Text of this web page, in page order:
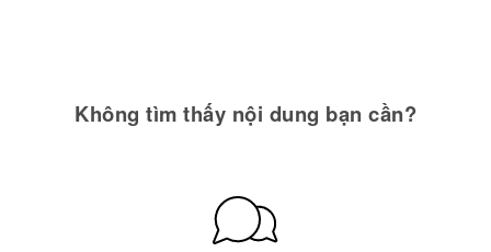
Không tìm thấy nội dung bạn cần?